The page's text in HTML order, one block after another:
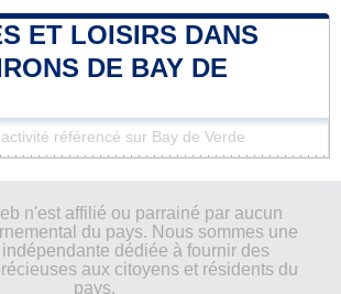
ET LOISIRS DANS
DE BAY DE
référencé sur Bay de Verde
n'est affilié ou parrainé par aucun
du pays. Nous sommes une
dédiée à fournir des
aux citoyens et résidents du
pays.